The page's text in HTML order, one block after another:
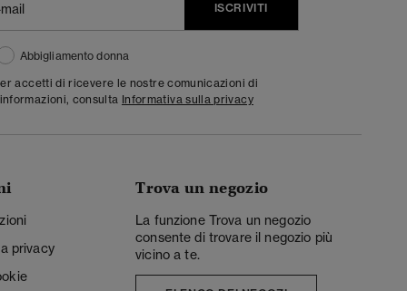
ISCRIVITI
Abbigliamento donna
accetti di ricevere le nostre comunicazioni di
consulta Informativa sulla privacy
privacy
Trova un negozio
La funzione Trova un negozio
consente di trovare il negozio più
vicino a te.